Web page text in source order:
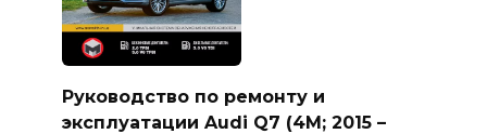
Руководство по ремонту и
эксплуатации Audi Q7 (4M; 2015 –